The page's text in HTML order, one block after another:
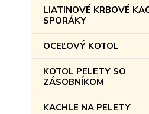
LIATINOVÉ KRBOVÉ
SPORÁKY
OCEĽOVÝ KOTOL
KOTOL PELETY SO
ZÁSOBNÍKOM
KACHLE NA PELETY